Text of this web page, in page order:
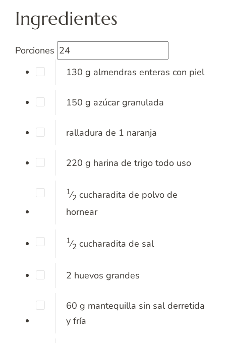
Ingredientes
Porciones
130 g almendras enteras con piel
150 g azúcar granulada
ralladura de 1 naranja
220 g harina de trigo todo uso
1⁄2 cucharadita de polvo de
hornear
1⁄2 cucharadita de sal
2 huevos grandes
60 g mantequilla sin sal derretida
y fría